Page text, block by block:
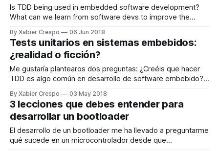
Is TDD being used in embedded software development?
What can we learn from software devs to improve the
By Xabier Crespo 06 Jun 2018
Tests unitarios en sistemas embebidos:
¿realidad o ficción?
Me gustaría plantearos dos preguntas: ¿Creéis que hacer
TDD es algo común en desarrollo de software embebido?
calidad del mismo?
By Xabier Crespo 03 May 2018
3 lecciones que debes entender para
desarrollar un bootloader
El desarrollo de un bootloader me ha llevado a preguntarme
qué sucede en un microcontrolador desde que